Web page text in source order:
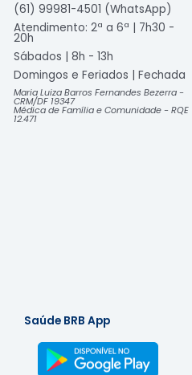
(61) 99981-4501 (WhatsApp)
Atendimento: 2ª a 6ª | 7h30 -
20h
Sábados | 8h - 13h
Domingos e Feriados | Fechada​
Maria Luiza Barros Fernandes Bezerra -
CRM/DF 19347
Médica de Família e Comunidade - RQE
12.471
Saúde BRB App